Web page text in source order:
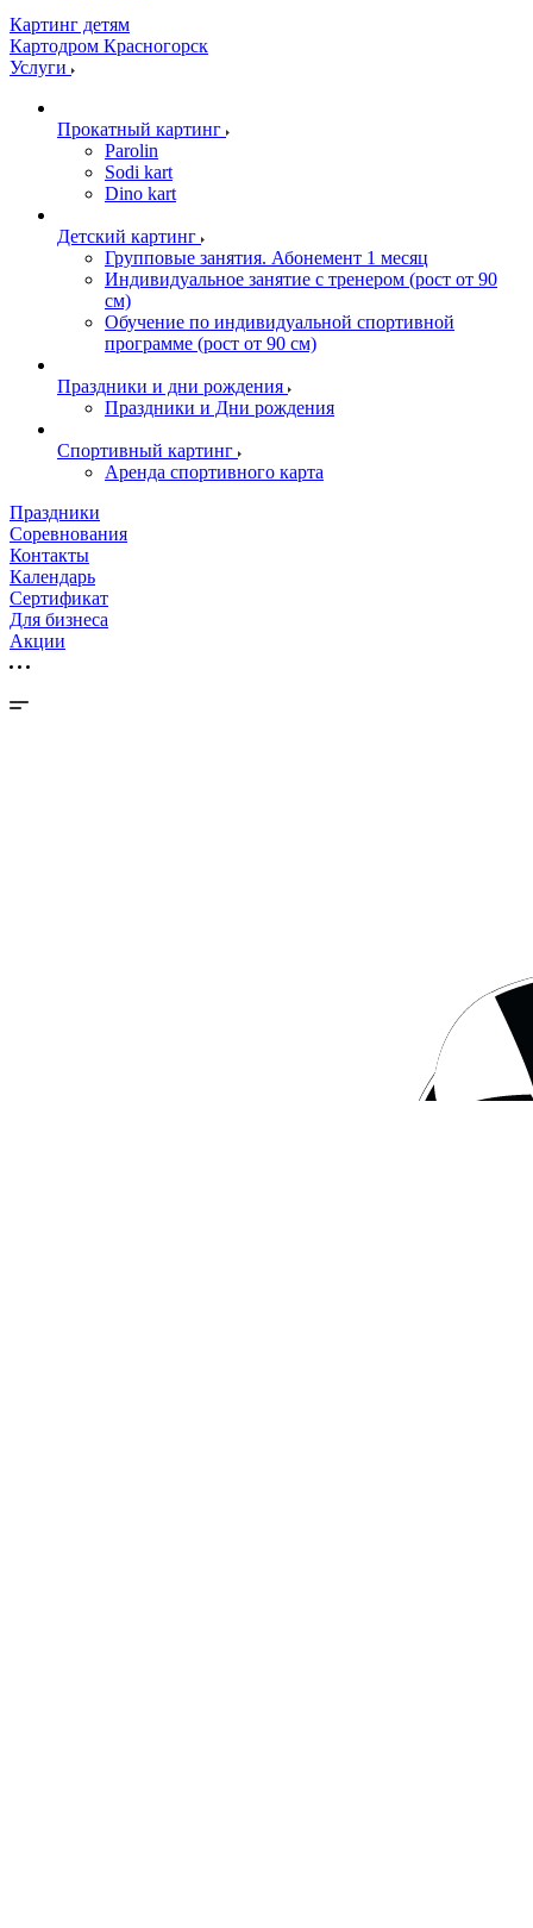
Картинг детям
Картодром Красногорск
Услуги
Прокатный картинг
Parolin
Sodi kart
Dino kart
Детский картинг
Групповые занятия. Абонемент 1 месяц
Индивидуальное занятие с тренером (рост от 90
см)
Обучение по индивидуальной спортивной
программе (рост от 90 см)
Праздники и дни рождения
Праздники и Дни рождения
Спортивный картинг
Аренда спортивного карта
Праздники
Соревнования
Контакты
Календарь
Сертификат
Для бизнеса
Акции